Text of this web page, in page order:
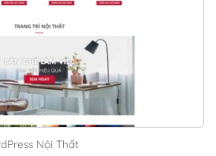
Nội Thất